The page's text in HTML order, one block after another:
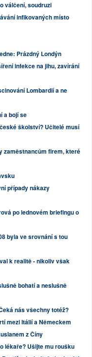
válčení, soudruzi
infikovaných místo
Prázdný Londýn
infekce na jihu, zavírání
Lombardií a ne
a bojí se
školství? Učitelé musí
zaměstnancům firem, které
případy nákazy
po lednovém briefingu o
byla ve srovnání s tou
k realitě - nikoliv však
bohatí a neslušně
nás všechny totéž?
mezi Itálií a Německem
z Číny
lékaře? Ušijte mu roušku